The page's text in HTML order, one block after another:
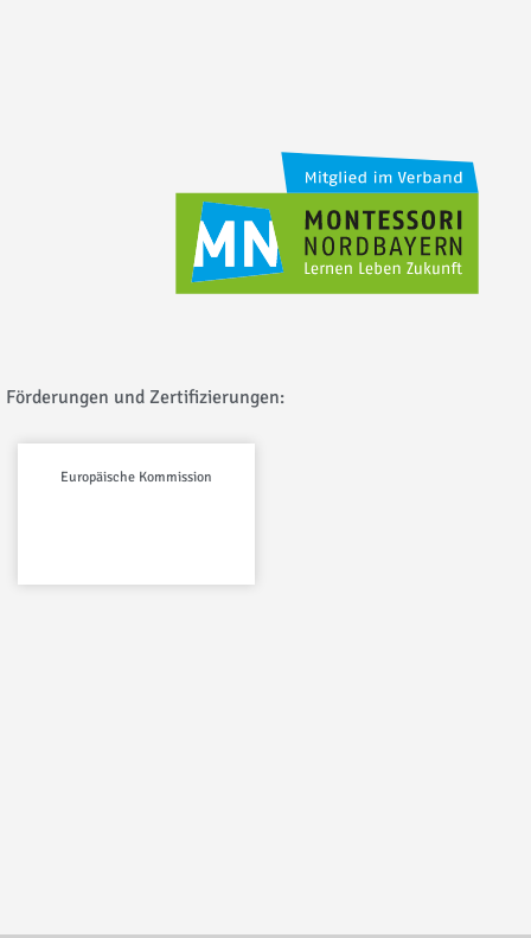
Förderungen und Zertifizierungen:
Europäische Kommission